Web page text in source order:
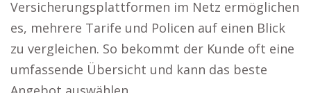
Versicherungsplattformen im Netz ermöglichen
es, mehrere Tarife und Policen auf einen Blick
zu vergleichen. So bekommt der Kunde oft eine
umfassende Übersicht und kann das beste